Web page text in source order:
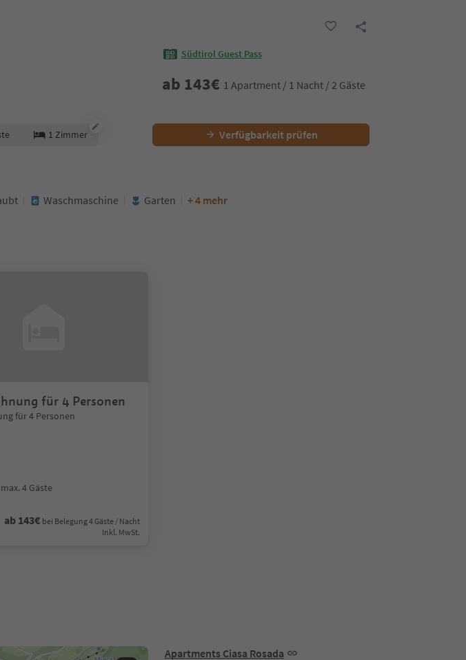
Südtirol Guest Pass
ab 143€ 1 Apartment / 1 Nacht / 2 Gäste
1 Zimmer Verfügbarkeit prüfen
Waschmaschine Garten + 4 mehr
für 4 Personen
für 4 Personen
max. 4 Gäste
ab 143€ bei Belegung 4 Gäste / Nacht
Inkl. MwSt.
Apartments Ciasa Rosada